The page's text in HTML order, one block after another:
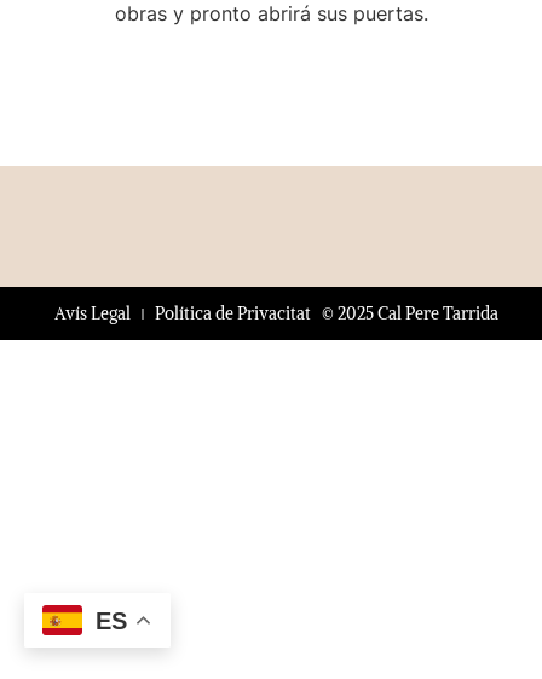
obras y pronto abrirá sus puertas.
© 2025 Cal Pere Tarrida
Avís Legal Política de Privacitat
ES